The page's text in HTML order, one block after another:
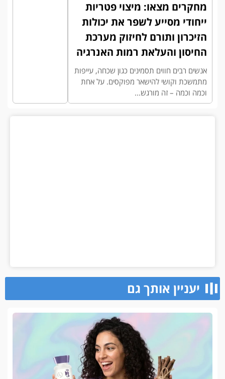
מחקרים מצאו: מיצוי פטריות
ייחודי מסייע לשפר את יכולות
הזיכרון ותורם לחיזוק מערכת
החיסון והעלאת רמות האנרגיה
אנשים רבים חווים תסמינים כגון שכחה, עייפות
מתמשכת וקושי להישאר מפוקסים. על אחת
וכמה וכמה – זה מורגש...
יעניין אותך גם